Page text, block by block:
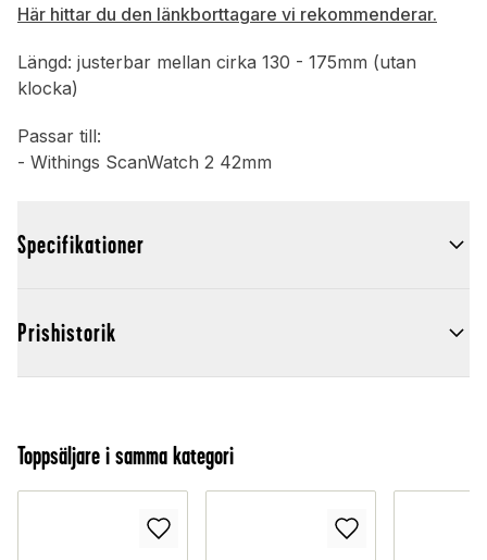
Här hittar du den länkborttagare vi rekommenderar.
Längd: justerbar mellan cirka 130 - 175mm (utan
klocka)
Passar till:
- Withings ScanWatch 2 42mm
Specifikationer
Prishistorik
Toppsäljare i samma kategori